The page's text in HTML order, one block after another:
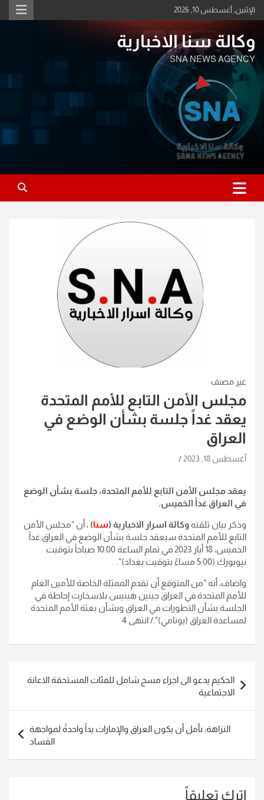
Skip
to
الإثنين, أغسطس 10, 2026
وكالة سنا الاخبارية
SNA NEWS AGENCY
غير مصنف
مجلس الأمن التابع للأمم المتحدة
يعقد غداً جلسة بشأن الوضع في
العراق
أغسطس 18, 2023
يعقد مجلس الأمن التابع للأمم المتحدة، جلسة بشأن الوضع
في العراق غداً الخميس.
وذكر بيان تلقتهوكالة اسرار الاخبارية (سنا) ، أن "مجلس الأمن
التابع للأمم المتحدة سيعقد جلسة بشأن الوضع في العراق غداً
الخميس، 18 أيار 2023 في تمام الساعة 10:00 صباحاً بتوقيت
نيويورك (5:00 مساءً بتوقيت بغداد)".
واضاف، أنه "من المتوقع أن تقدم الممثلة الخاصة للأمين العام
للأمم المتحدة في العراق جينين هينيس بلاسخارت إحاطة في
الجلسة بشأن التطورات في العراق وبشأن بعثة الأمم المتحدة
لمساعدة العراق (يونامي)"./ انتهى 4
المقالات
الحكيم يدعو الى اجراء مسح شامل للفئات المستحقة الاعانة
الاجتماعية
النزاهة: نأمل أن يكون العراق والإمارات يداً واحدةً لمواجهة
الفساد
اترك تعليقاً